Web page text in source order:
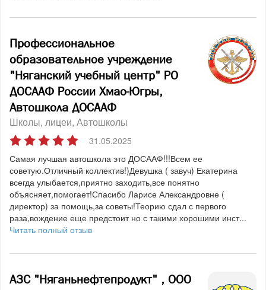
Профессиональное
образовательное учреждение
"Няганский учебный центр" РО
ДОСААФ России Хмао-Югры,
Автошкола ДОСААФ
Школы, лицеи Автошколы
31.05.2025
Самая лучшая автошкола это ДОСААФ!!!Всем ее
советую.Отличный коллектив!)Девушка ( завуч) Екатерина
всегда улыбается,приятно заходить,все понятно
объясняет,помогает!Спасибо Ларисе Александровне (
директор) за помощь,за советы!Теорию сдал с первого
раза,вождение еще предстоит но с такими хорошими инст...
Читать полный отзыв
АЗС "Няганьнефтепродукт" , ООО